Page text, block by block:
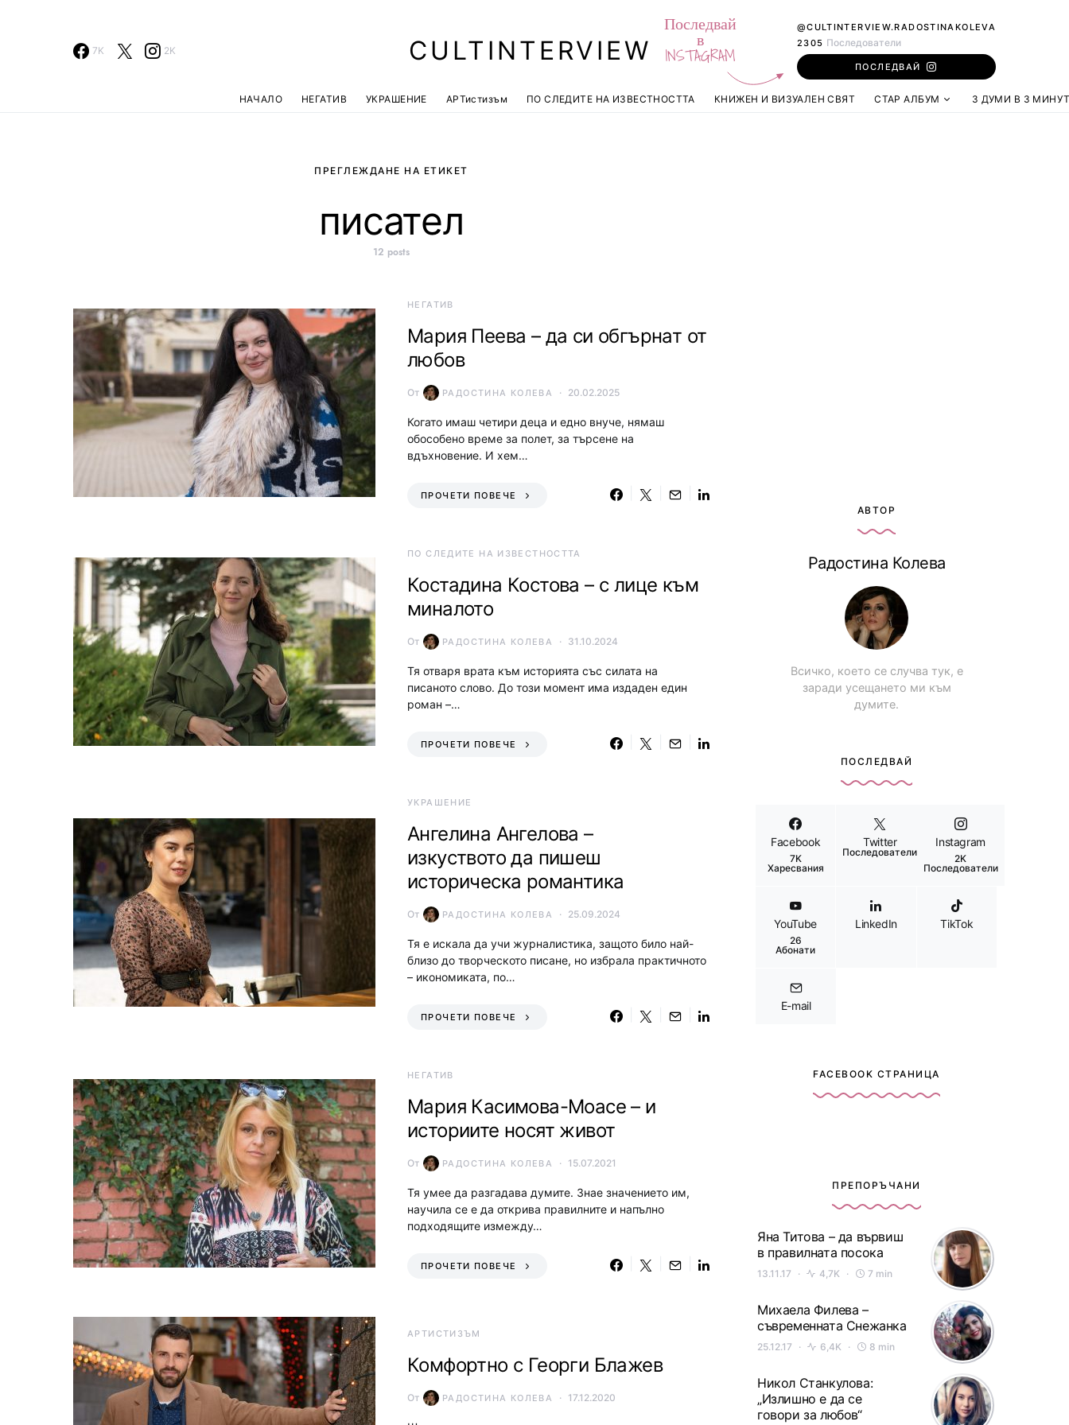
7K 2K CULTINTERVIEW
Последвай
в
INSTAGRAM
@CULTINTERVIEW.RADOSTINAKOLEVA
2305 Последователи
ПОСЛЕДВАЙ
НАЧАЛО НЕГАТИВ УКРАШЕНИЕ АРТистизъм ПО СЛЕДИТЕ НА ИЗВЕСТНОСТТА КНИЖЕН И ВИЗУАЛЕН СВЯТ СТАР АЛБУМ 3 ДУМИ В 3
ПРЕГЛЕЖДАНЕ НА ЕТИКЕТ
писател
12 posts
НЕГАТИВ
Мария Пеева – да си обгърнат от
любов
От РАДОСТИНА КОЛЕВА 20.02.2025
Когато имаш четири деца и едно внуче, нямаш
обособено време за полет, за търсене на
вдъхновение. И хем…
ПРОЧЕТИ ПОВЕЧЕ
ПО СЛЕДИТЕ НА ИЗВЕСТНОСТТА
Костадина Костова – с лице към
миналото
От РАДОСТИНА КОЛЕВА 31.10.2024
Тя отваря врата към историята със силата на
писаното слово. До този момент има издаден един
роман –…
ПРОЧЕТИ ПОВЕЧЕ
УКРАШЕНИЕ
Ангелина Ангелова –
изкуството да пишеш
историческа романтика
От РАДОСТИНА КОЛЕВА 25.09.2024
Тя е искала да учи журналистика, защото било най-
близо до творческото писане, но избрала практичното
– икономиката, по…
ПРОЧЕТИ ПОВЕЧЕ
НЕГАТИВ
Мария Касимова-Моасе – и
историите носят живот
От РАДОСТИНА КОЛЕВА 15.07.2021
Тя умее да разгадава думите. Знае значението им,
научила се е да открива правилните и напълно
подходящите измежду…
ПРОЧЕТИ ПОВЕЧЕ
АРТИСТИЗЪМ
Комфортно с Георги Блажев
От РАДОСТИНА КОЛЕВА 17.12.2020
АВТОР
Радостина Колева
Всичко, което се случва тук, е
заради усещането ми към
думите.
ПОСЛЕДВАЙ
Facebook
7K
Харесвания
Twitter
Последователи
Instagram
2K
Последователи
YouTube
26
Абонати
LinkedIn TikTok
E-mail
FACEBOOK СТРАНИЦА
ПРЕПОРЪЧАНИ
Яна Титова – да вървиш
в правилната посока
13.11.17 4,7K 7 min
Михаела Филева –
съвременната Снежанка
25.12.17 6,4K 8 min
Никол Станкулова:
„Излишно е да се
говори за любов“